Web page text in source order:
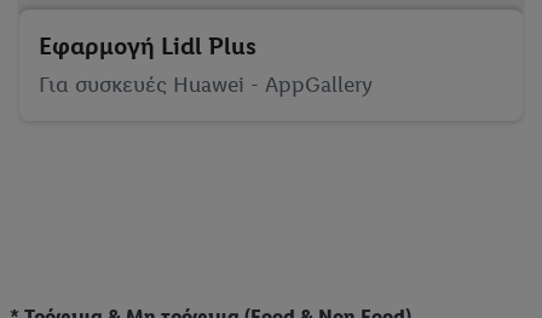
Εφαρμογή Lidl Plus
Για συσκευές Huawei - AppGallery